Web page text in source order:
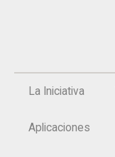
La Iniciativa
Aplicaciones